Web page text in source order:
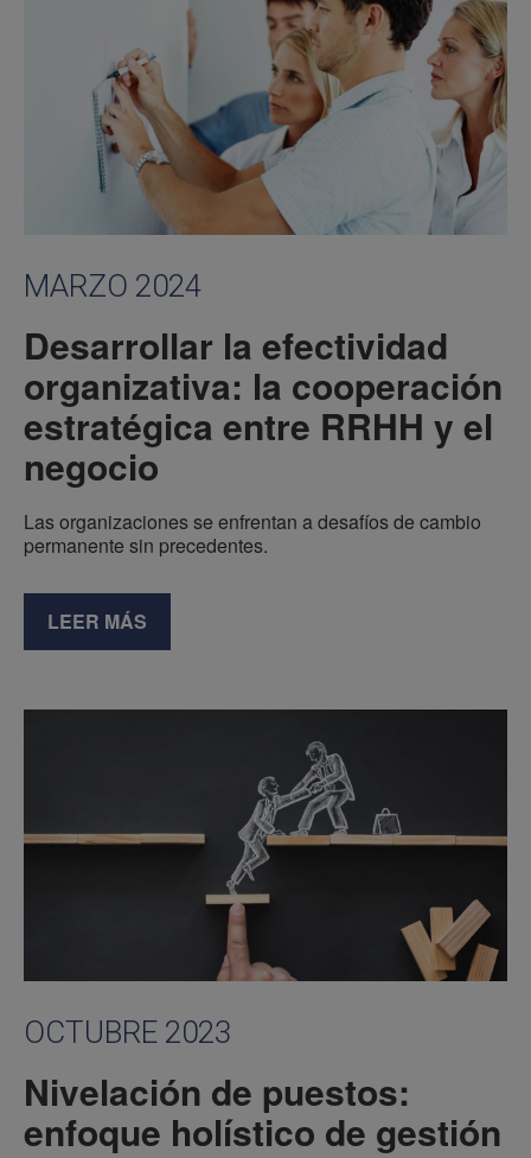
MARZO 2024
Desarrollar la efectividad
organizativa: la cooperación
estratégica entre RRHH y el
negocio
Las organizaciones se enfrentan a desafíos de cambio
permanente sin precedentes.
LEER MÁS
OCTUBRE 2023
Nivelación de puestos:
enfoque holístico de gestión